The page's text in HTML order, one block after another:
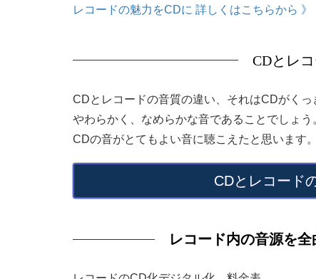
レコードの魅力をCDに 詳しくはこちらから 》
CDとレ
CDとレコードの音質の違い、それはCDがく
やわらかく、なめらかな音であることでしょ
CDの音がとてもよい音に聴こえたと思います。
CDとレコード
レコード内の音源を